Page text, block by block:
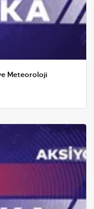
Meteoroloji